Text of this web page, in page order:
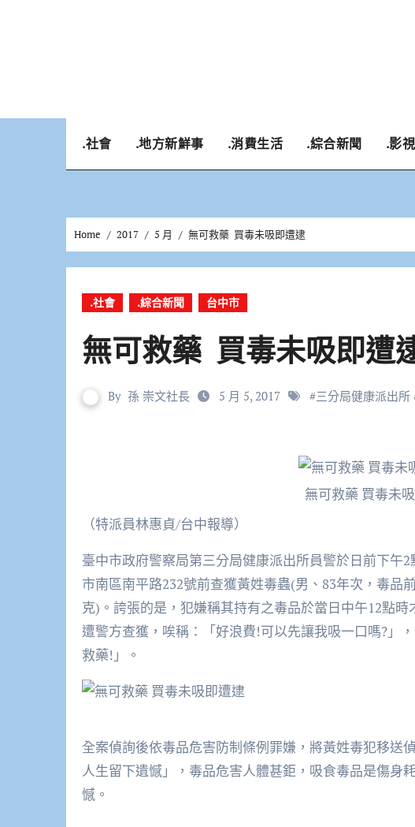
.社會 .地方新鮮事 .消費生活 .綜合新聞 .影
Home 2017 5 月 無可救藥 買毒未吸即遭逮
.社會 .綜合新聞 台中市
無可救藥 買毒未吸即遭
By 孫 崇文社長 5 月 5, 2017 #三分局健康派出所
無可救藥 買毒未
（特派員林惠貞/台中報導）
臺中市政府警察局第三分局健康派出所員警於日前下午
市南區南平路232號前查獲黃姓毒蟲(男、83年次，毒品
克)。誇張的是，犯嫌稱其持有之毒品於當日中午12點
遭警方查獲，唉稱：「好浪費!可以先讓我吸一口嗎?」
救藥!」。
全案偵詢後依毒品危害防制條例罪嫌，將黃姓毒犯移送
人生留下遺憾」，毒品危害人體甚鉅，吸食毒品是傷身
憾。